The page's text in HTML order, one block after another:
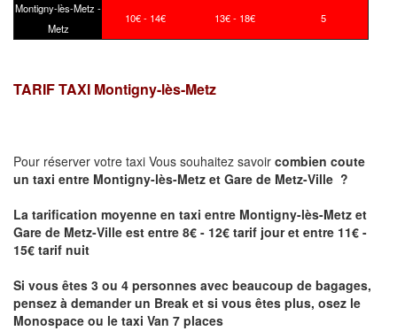
Montigny-lès-Metz -
Metz
10€ - 14€ 13€ - 18€ 5
TARIF TAXI Montigny-lès-Metz
Pour réserver votre taxi Vous souhaitez savoir combien coute
un taxi entre Montigny-lès-Metz et Gare de Metz-Ville ?
La tarification moyenne en taxi entre Montigny-lès-Metz et
Gare de Metz-Ville est entre 8€ - 12€ tarif jour et entre 11€ -
15€ tarif nuit
Si vous êtes 3 ou 4 personnes avec beaucoup de bagages,
pensez à demander un Break et si vous êtes plus, osez le
Monospace ou le taxi Van 7 places